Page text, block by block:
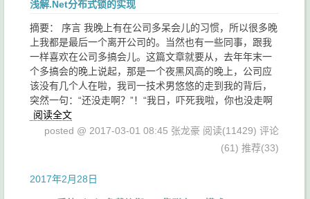
浅解.Net分布式锁的实现
摘要： 序言 我晚上有在公司多呆会儿的习惯，所以很多晚
上我都是最后一个离开公司的。当然也有一些同事，跟我
一样喜欢在公司多搞会儿。这篇文章就要从，去年年末一
个多搞会的晚上说起，那是一个夜黑风高的晚上，公司应
该没有几个人在啦，我司一技术男悠悠的走到我的背后，
突然一句：“还没走啊？”！“我日，吓死我啦，你也没走啊
阅读全文
posted @ 2017-03-01 08:45 张龙豪 阅读(11429) 评论
(61) 推荐(33)
2017年2月28日